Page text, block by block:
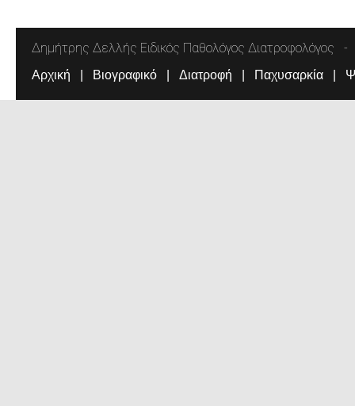
Δημήτρης Δελλής Ειδικός Παθολόγος Διατροφολόγος
Αρχική Βιογραφικό Διατροφή Παχυσαρκία